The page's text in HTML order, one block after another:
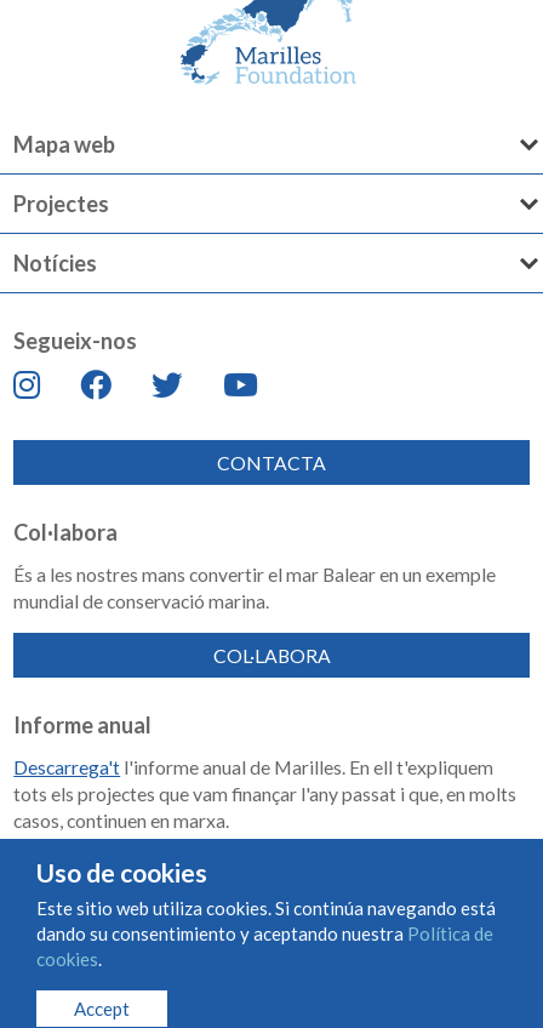
Mapa web
Projectes
Notícies
Segueix-nos
CONTACTA
Col·labora
És a les nostres mans convertir el mar Balear en un exemple
mundial de conservació marina.
COL·LABORA
Informe anual
Descarrega't l'informe anual de Marilles. En ell t'expliquem
tots els projectes que vam finançar l'any passat i que, en molts
casos, continuen en marxa.
Condiciones de uso y contratación
© Marilles Foundation
Uso de cookies
Este sitio web utiliza cookies. Si continúa navegando está
dando su consentimiento y aceptando nuestra Política de
cookies.
Accept